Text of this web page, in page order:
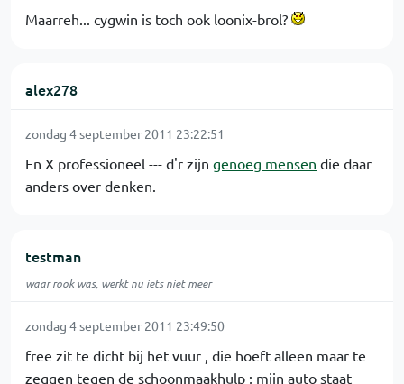
Maarreh... cygwin is toch ook loonix-brol?
alex278
zondag 4 september 2011 23:22:51
En X professioneel --- d'r zijn genoeg mensen die daar
anders over denken.
testman
waar rook was, werkt nu iets niet meer
zondag 4 september 2011 23:49:50
free zit te dicht bij het vuur , die hoeft alleen maar te
zeggen tegen de schoonmaakhulp ; mijn auto staat